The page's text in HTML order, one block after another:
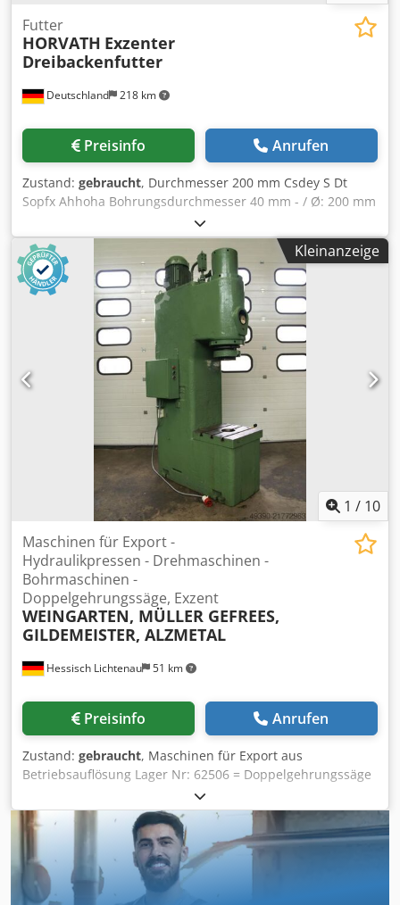
Deutschland 218 km
Futter
HORVATH Exzenter
Dreibackenfutter
Preisinfo Anrufen
Zustand: gebraucht, Durchmesser 200 mm Csdey S Dt
Sopfx Ahhoha Bohrungsdurchmesser 40 mm - / Ø: 200 mm
Kleinanzeige
1 / 10
Hessisch Lichtenau 51 km
Maschinen für Export -
Hydraulikpressen - Drehmaschinen -
Bohrmaschinen -
Doppelgehrungssäge, Exzent
WEINGARTEN, MÜLLER GEFREES,
GILDEMEISTER, ALZMETAL
Preisinfo Anrufen
Zustand: gebraucht, Maschinen für Export aus
Betriebsauflösung Lager Nr: 62506 = Doppelgehrungssäge
RAPID Typ DGL 5000 / 500 = Gewicht ca. 1200 kg =
Sonderpreis 1.800,-- EUR Lager Nr. 54183 =
Hydraulikpresse MÜLLER 10 ton. Ohne Hydraulikpumpe =
Gewicht ca. 1200 kg = Sonderpreis 1.000,-- EUR Lager Nr.
57780 = Hydraulikpresse MÜLLER Typ HEP 40 = Gewicht ca.
2200 kg = Sonderpreis 1.900,-- EUR Hydraulikpresse –